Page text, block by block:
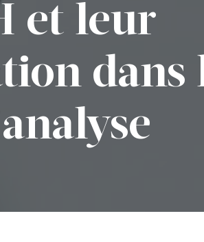
et leur
dans